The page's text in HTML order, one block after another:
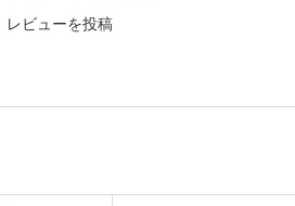
レビューを投稿